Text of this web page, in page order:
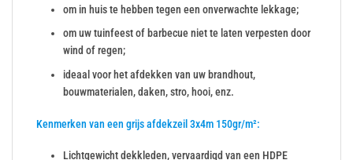
om in huis te hebben tegen een onverwachte lekkage;
om uw tuinfeest of barbecue niet te laten verpesten door
wind of regen;
ideaal voor het afdekken van uw brandhout,
bouwmaterialen, daken, stro, hooi, enz.
Kenmerken van een grijs afdekzeil 3x4m 150gr/m²:
Lichtgewicht dekkleden, vervaardigd van een HDPE